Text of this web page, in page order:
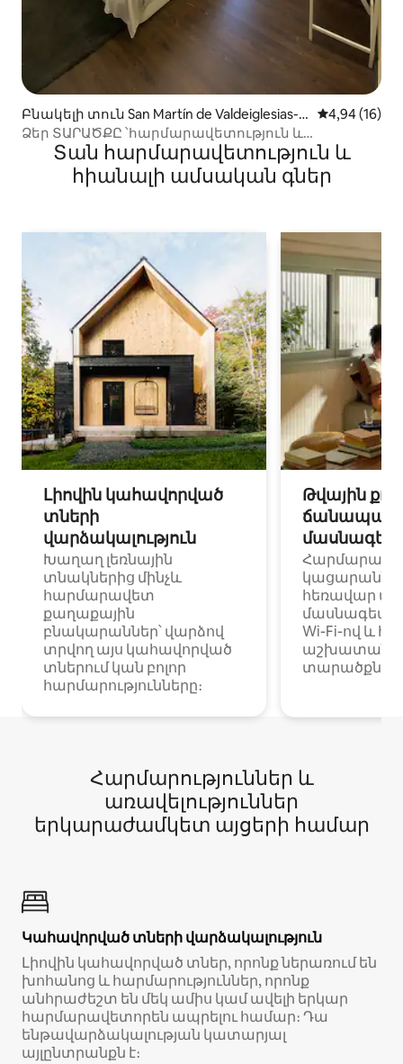
Բնակելի տուն San Martín de Valdeiglesias-ո
ւմ
Միջին
4,94 (16)
Ձեր ՏԱՐԱԾՔԸ ՝հարմարավետություն և
զվարճանք ։
Տան հարմարավետություն և
հիանալի ամսական գներ
Լիովին կահավորված
տների
վարձակալություն
Խաղաղ լեռնային
տնակներից մինչև
հարմարավետ
քաղաքային
բնակարաններ՝ վարձով
տրվող այս կահավորված
տներում կան բոլոր
հարմարությունները։
Թվային
հեռավար
Wi-Fi-ով և
Հարմարություններ և
առավելություններ
երկարաժամկետ այցերի համար
Կահավորված տների վարձակալություն
Լիովին կահավորված տներ, որոնք ներառում են
խոհանոց և հարմարություններ, որոնք
անհրաժեշտ են մեկ ամիս կամ ավելի երկար
հարմարավետորեն ապրելու համար։ Դա
ենթավարձակալության կատարյալ
այլընտրանքն է։